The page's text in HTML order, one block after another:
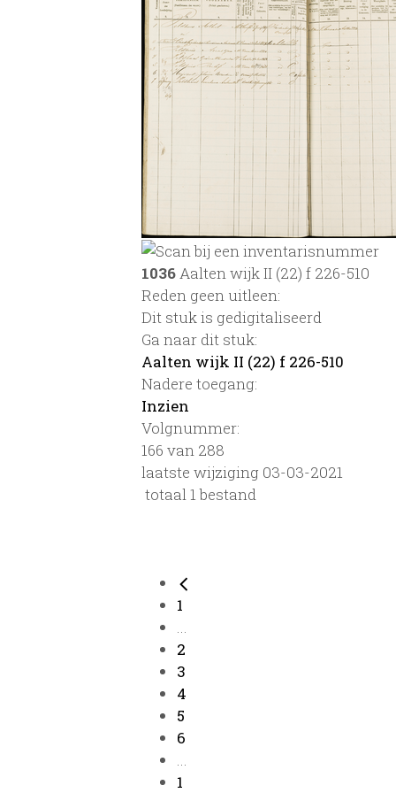
1036Aalten wijk II (22) f 226-510
Reden geen uitleen:
Dit stuk is gedigitaliseerd
Ga naar dit stuk:
Aalten wijk II (22) f 226-510
Nadere toegang:
Inzien
Volgnummer:
166 van 288
laatste wijziging 03-03-2021
totaal 1 bestand
1
...
2
3
4
5
6
...
1